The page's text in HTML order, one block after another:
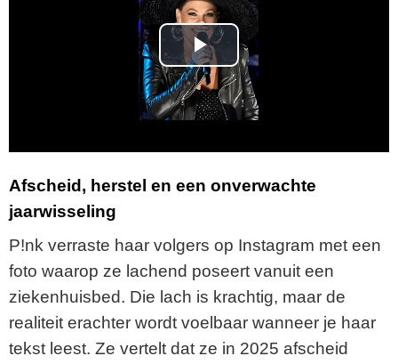
P
l
a
y
i
d
e
Afscheid, herstel en een onverwachte
jaarwisseling
P!nk verraste haar volgers op Instagram met een
foto waarop ze lachend poseert vanuit een
ziekenhuisbed. Die lach is krachtig, maar de
realiteit erachter wordt voelbaar wanneer je haar
tekst leest. Ze vertelt dat ze in 2025 afscheid